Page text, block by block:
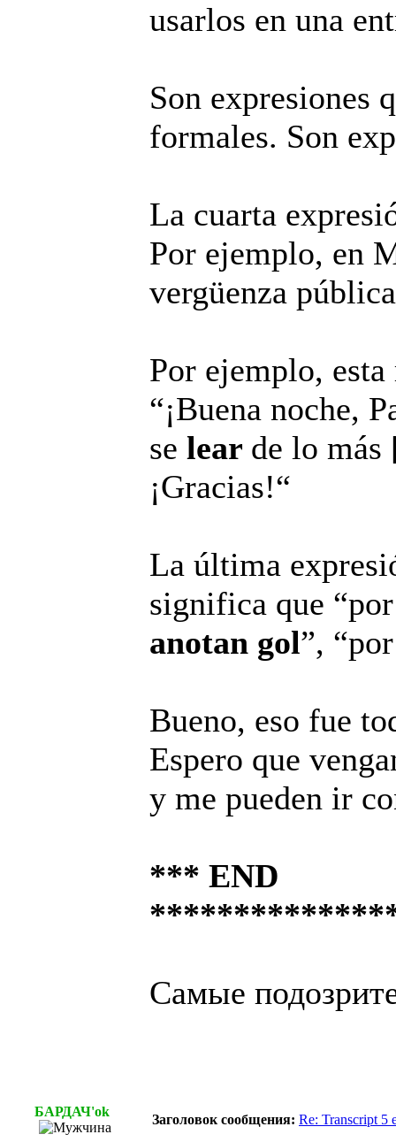
usarlos en una
Son expresiones
formales. Son
La cuarta
Por ejemplo, en
vergüenza
Por ejemplo,
“¡Buena noche,
se lear de lo más
¡Gracias!“
La última
significa que
anotan gol”,
Bueno, eso fue
Espero que
y me pueden ir
*** END
Самые
БАРДАЧ'ok
Заголовок сообщения: Re: Transcript 5